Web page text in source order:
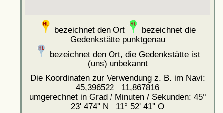
bezeichnet den Ort
bezeichnet die
Gedenkstätte punktgenau
bezeichnet den Ort, die Gedenkstätte ist
(uns) unbekannt
Die Koordinaten zur Verwendung z. B. im Navi:
45,396522 11,867816
umgerechnet in Grad / Minuten / Sekunden: 45°
23' 474'' N 11° 52' 41'' O